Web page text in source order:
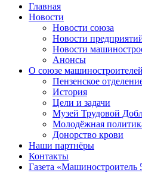
Главная
Новости
Новости союза
Новости
Новости
Анонсы
О союзе машиностроителей
Пензенское
История
Цели и задачи
Музей Трудовой
Молодёжная
Донорство крови
Наши партнёры
Контакты
Газета «Машиностроитель